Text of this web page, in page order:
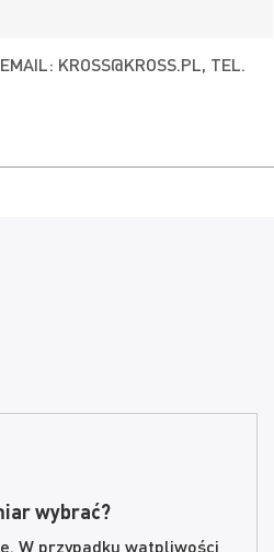
KROSS@KROSS.PL, TEL.
wybrać?
W przypadku wątpliwości